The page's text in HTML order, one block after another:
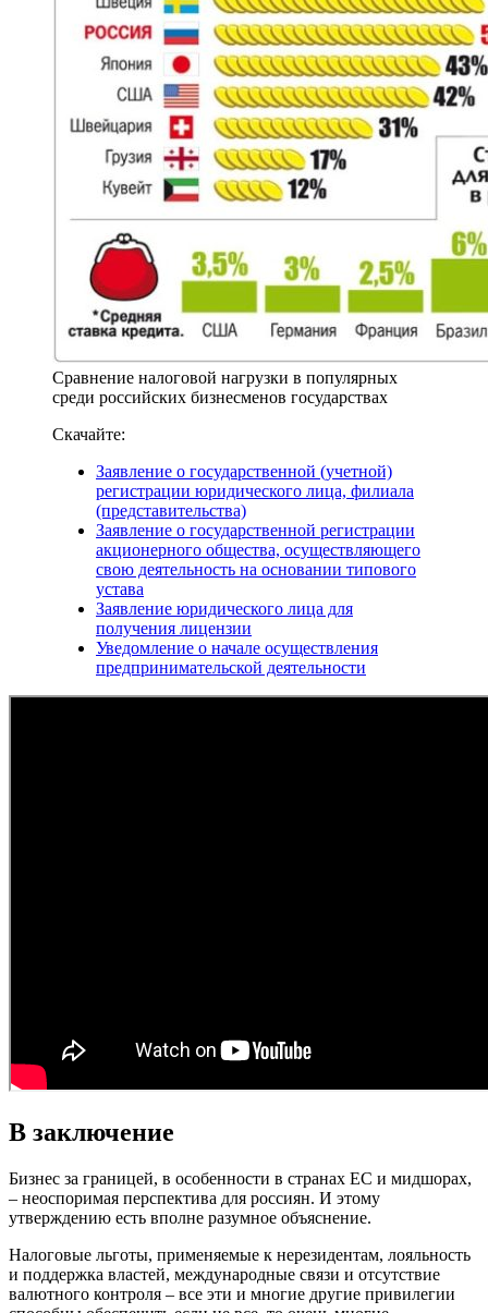
Сравнение налоговой нагрузки в популярных
среди российских бизнесменов государствах
Скачайте:
Заявление о государственной (учетной)
регистрации юридического лица, филиала
(представительства)
Заявление о государственной регистрации
акционерного общества, осуществляющего
свою деятельность на основании типового
устава
Заявление юридического лица для
получения лицензии
Уведомление о начале осуществления
предпринимательской деятельности
В заключение
Бизнес за границей, в особенности в странах ЕС и мидшорах,
– неоспоримая перспектива для россиян. И этому
утверждению есть вполне разумное объяснение.
Налоговые льготы, применяемые к нерезидентам, лояльность
и поддержка властей, международные связи и отсутствие
валютного контроля – все эти и многие другие привилегии